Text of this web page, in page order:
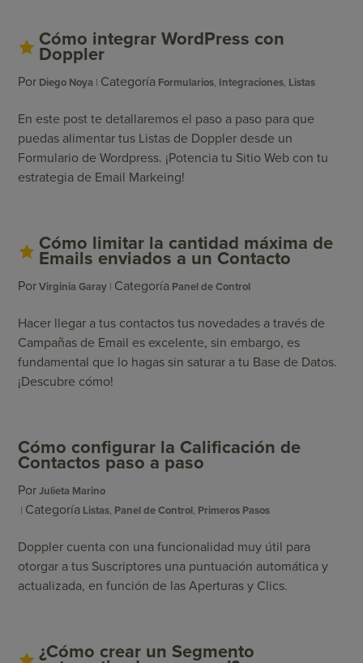
Cómo integrar WordPress con
Doppler
Por Diego Noya Categoría Formularios, Integraciones, Listas
En este post te detallaremos el paso a paso para que
puedas alimentar tus Listas de Doppler desde un
Formulario de Wordpress. ¡Potencia tu Sitio Web con tu
estrategia de Email Markeing!
Cómo limitar la cantidad máxima de
Emails enviados a un Contacto
Por Virginia Garay Categoría Panel de Control
Hacer llegar a tus contactos tus novedades a través de
Campañas de Email es excelente, sin embargo, es
fundamental que lo hagas sin saturar a tu Base de Datos.
¡Descubre cómo!
Cómo configurar la Calificación de
Contactos paso a paso
Por Julieta Marino
Categoría Listas, Panel de Control, Primeros Pasos
Doppler cuenta con una funcionalidad muy útil para
otorgar a tus Suscriptores una puntuación automática y
actualizada, en función de las Aperturas y Clics.
¿Cómo crear un Segmento